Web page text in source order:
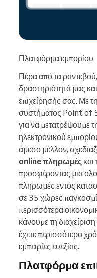
Πλατφόρμα εμπορίου
Πέρα από τα ραντεβού,
δραστηριότητά μας
επιχείρησής σας. Με
συστήματος Point of
για να μετατρέψουμε
ηλεκτρονικού
άμεσο μέλλον,
online πληρωμές και
προσφέροντας μια
πληρωμές εντός
σε 35 χώρες
περισσότερα
κάνουμε τη
έχετε περισσότερο
εμπειρίες ευεξίας.
Πλατφόρμα